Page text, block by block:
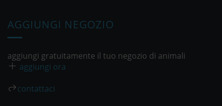
AGGIUNGI NEGOZIO
aggiungi gratuitamente il tuo negozio di animali
aggiungi ora
contattaci